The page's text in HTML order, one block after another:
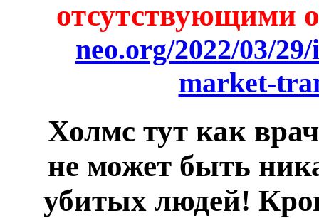
отсутствующими
neo.org/2022/03/
market-
Холмс тут как
не может быть
убитых людей!